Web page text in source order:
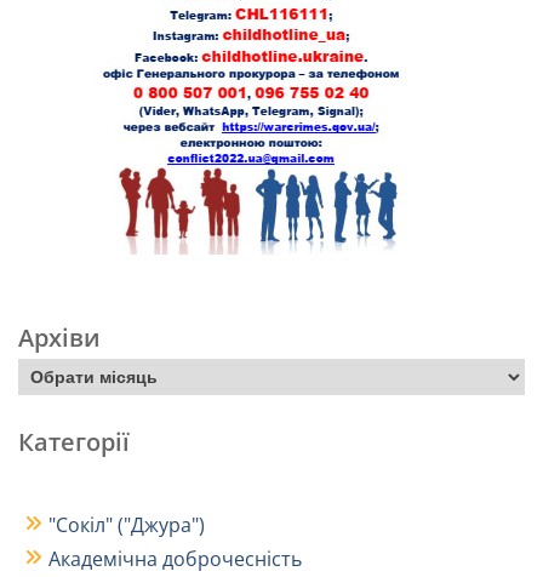
Архіви
Категорії
"Сокіл" ("Джура")
Академічна доброчесність